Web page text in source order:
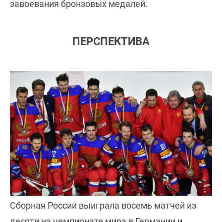
завоевания бронзовых медалей.
ПЕРСПЕКТИВА
Сборная России выиграла восемь матчей из